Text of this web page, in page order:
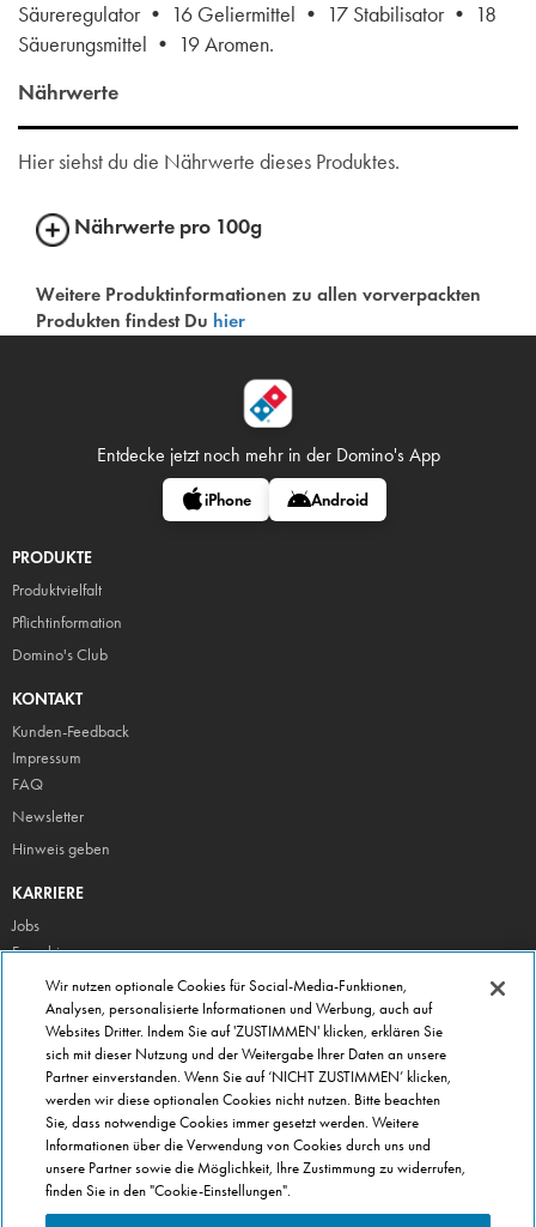
Säureregulator • 16 Geliermittel • 17 Stabilisator • 18
Säuerungsmittel • 19 Aromen.
Nährwerte
Hier siehst du die Nährwerte dieses Produktes.
Nährwerte pro 100g
Weitere Produktinformationen zu allen vorverpackten
Produkten findest Du hier
Entdecke jetzt noch mehr in der Domino's App
iPhone Android
PRODUKTE
Produktvielfalt
Pflichtinformation
Domino's Club
KONTAKT
Kunden-Feedback
Impressum
FAQ
Newsletter
Hinweis geben
KARRIERE
Jobs
Franchise
ÜBER DOMINO'S
Storesuche
Presse
Domino's App
Unternehmen
Geschenkgutscheine
Cookie Einstellungen
Datenschutz
Wir nutzen optionale Cookies für Social-Media-Funktionen,
Analysen, personalisierte Informationen und Werbung, auch auf
Websites Dritter. Indem Sie auf 'ZUSTIMMEN' klicken, erklären Sie
sich mit dieser Nutzung und der Weitergabe Ihrer Daten an unsere
Partner einverstanden. Wenn Sie auf ‘NICHT ZUSTIMMEN’ klicken,
werden wir diese optionalen Cookies nicht nutzen. Bitte beachten
Sie, dass notwendige Cookies immer gesetzt werden. Weitere
Informationen über die Verwendung von Cookies durch uns und
unsere Partner sowie die Möglichkeit, Ihre Zustimmung zu widerrufen,
finden Sie in den "Cookie-Einstellungen".